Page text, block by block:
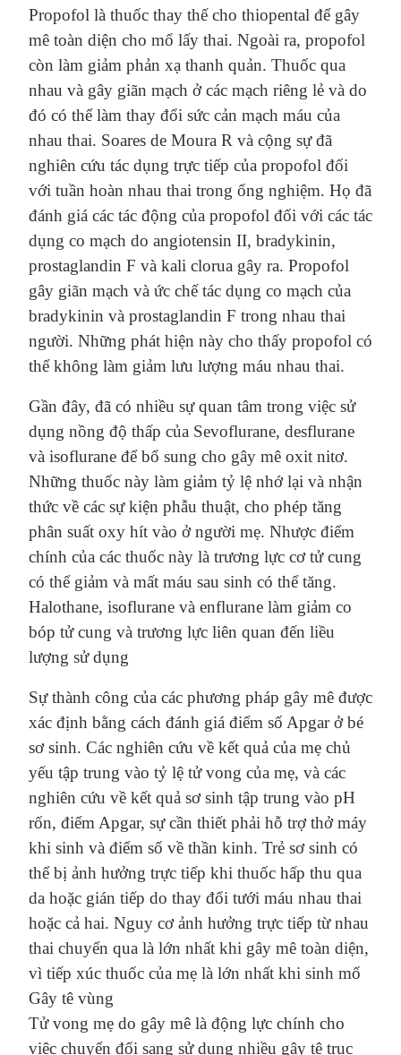
Propofol là thuốc thay thế cho thiopental để gây
mê toàn diện cho mổ lấy thai. Ngoài ra, propofol
còn làm giảm phản xạ thanh quản. Thuốc qua
nhau và gây giãn mạch ở các mạch riêng lẻ và do
đó có thể làm thay đổi sức cản mạch máu của
nhau thai. Soares de Moura R và cộng sự đã
nghiên cứu tác dụng trực tiếp của propofol đối
với tuần hoàn nhau thai trong ống nghiệm. Họ đã
đánh giá các tác động của propofol đối với các tác
dụng co mạch do angiotensin II, bradykinin,
prostaglandin F và kali clorua gây ra. Propofol
gây giãn mạch và ức chế tác dụng co mạch của
bradykinin và prostaglandin F trong nhau thai
người. Những phát hiện này cho thấy propofol có
thể không làm giảm lưu lượng máu nhau thai.
Gần đây, đã có nhiều sự quan tâm trong việc sử
dụng nồng độ thấp của Sevoflurane, desflurane
và isoflurane để bổ sung cho gây mê oxit nitơ.
Những thuốc này làm giảm tỷ lệ nhớ lại và nhận
thức về các sự kiện phẫu thuật, cho phép tăng
phân suất oxy hít vào ở người mẹ. Nhược điểm
chính của các thuốc này là trương lực cơ tử cung
có thể giảm và mất máu sau sinh có thể tăng.
Halothane, isoflurane và enflurane làm giảm co
bóp tử cung và trương lực liên quan đến liều
lượng sử dụng
Sự thành công của các phương pháp gây mê được
xác định bằng cách đánh giá điểm số Apgar ở bé
sơ sinh. Các nghiên cứu về kết quả của mẹ chủ
yếu tập trung vào tỷ lệ tử vong của mẹ, và các
nghiên cứu về kết quả sơ sinh tập trung vào pH
rốn, điểm Apgar, sự cần thiết phải hỗ trợ thở máy
khi sinh và điểm số về thần kinh. Trẻ sơ sinh có
thể bị ảnh hưởng trực tiếp khi thuốc hấp thu qua
da hoặc gián tiếp do thay đổi tưới máu nhau thai
hoặc cả hai. Nguy cơ ảnh hưởng trực tiếp từ nhau
thai chuyển qua là lớn nhất khi gây mê toàn diện,
vì tiếp xúc thuốc của mẹ là lớn nhất khi sinh mổ
Gây tê vùng
Tử vong mẹ do gây mê là động lực chính cho
việc chuyển đổi sang sử dụng nhiều gây tê trục